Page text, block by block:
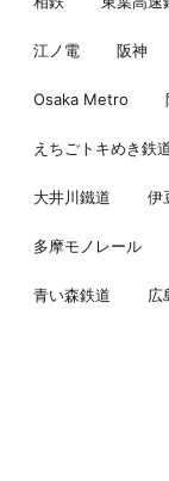
江ノ電 阪神
Osaka Metro
えちごトキめき鉄
大井川鐵道 伊
多摩モノレール
青い森鉄道 広